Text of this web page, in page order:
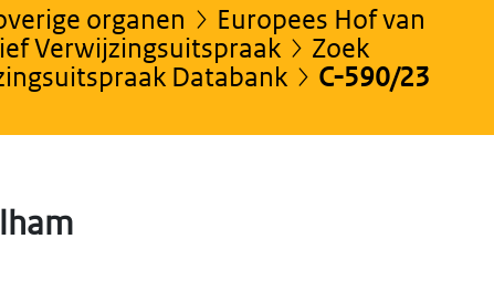
organen
Europees Hof van
Verwijzingsuitspraak
Zoek
Databank
C-590/23